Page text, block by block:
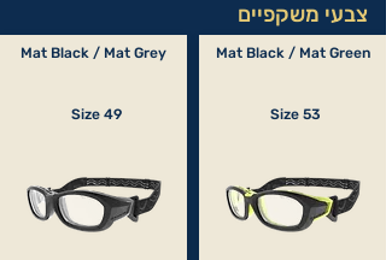
צבעי משקפיים
Mat Black / Mat Grey
Size 49
Mat Black / Mat Green
Size 53